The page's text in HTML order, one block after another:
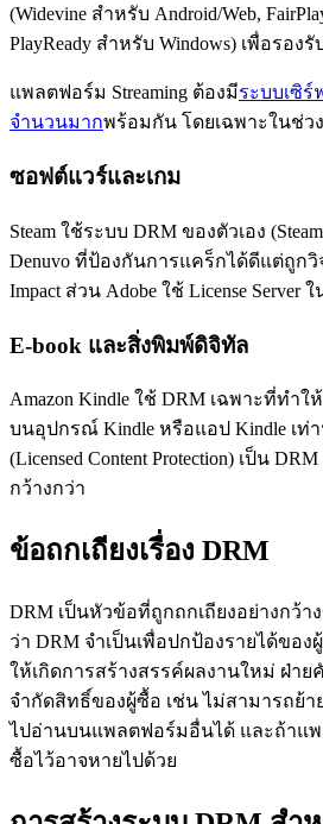
(Widevine สำหรับ Android/Web,
PlayReady สำหรับ Windows) เพื่อรอ
แพลตฟอร์ม Streaming ต้องมีระบบเซิร์
จำนวนมากพร้อมกัน โดยเฉพาะในช่
ซอฟต์แวร์และเกม
Steam ใช้ระบบ DRM ของตัวเอง
Denuvo ที่ป้องกันการแคร็กได้ดีแต่ถูกวิ
Impact ส่วน Adobe ใช้ License Server
E-book และสิ่งพิมพ์ดิจิทัล
Amazon Kindle ใช้ DRM เฉพาะที่ทำ
บนอุปกรณ์ Kindle หรือแอป Kindle เท่
(Licensed Content Protection) เป็น
กว้างกว่า
ข้อถกเถียงเรื่อง DRM
DRM เป็นหัวข้อที่ถูกถกเถียงอย่างกว้
ว่า DRM จำเป็นเพื่อปกป้องรายได้ขอ
ให้เกิดการสร้างสรรค์ผลงานใหม่ ฝ่าย
จำกัดสิทธิ์ของผู้ซื้อ เช่น ไม่สามารถย้
ไปอ่านบนแพลตฟอร์มอื่นได้ และถ้าแ
ซื้อไว้อาจหายไปด้วย